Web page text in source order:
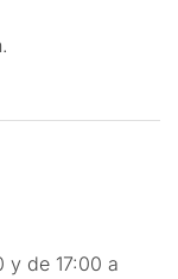
y de 17:00 a